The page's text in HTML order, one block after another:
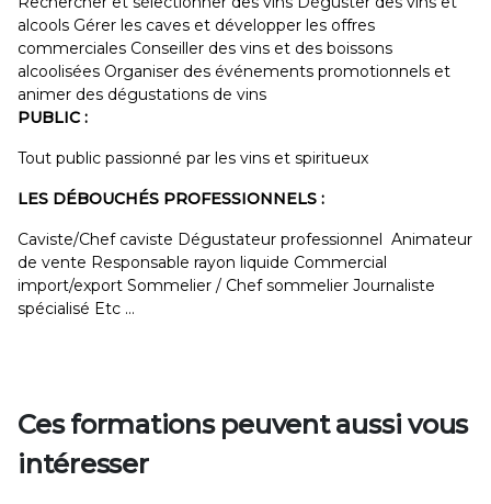
alcools Gérer les caves et développer les offres
commerciales Conseiller des vins et des boissons
alcoolisées Organiser des événements promotionnels et
animer des dégustations de vins
PUBLIC :
Tout public passionné par les vins et spiritueux
LES DÉBOUCHÉS PROFESSIONNELS :
Caviste/Chef caviste Dégustateur professionnel Animateur
de vente Responsable rayon liquide Commercial
import/export Sommelier / Chef sommelier Journaliste
spécialisé Etc …
Ces formations peuvent aussi vous
intéresser